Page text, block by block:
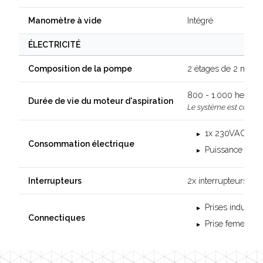
Manomètre à vide Intégré
ÉLECTRICITÉ
Composition de la pompe 2 étages de 2
Durée de vie du moteur d'aspiration
800 - 1.000
Le système est
Consommation électrique
1x 230VAC -
Puissance
Interrupteurs 2x interrupteurs de
Connectiques
Prises
Prise femelle